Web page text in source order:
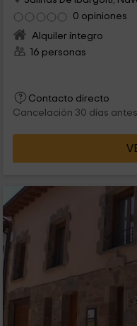
0 opiniones
Alquiler íntegro
16 personas
Contacto directo
Cancelación 30 días antes